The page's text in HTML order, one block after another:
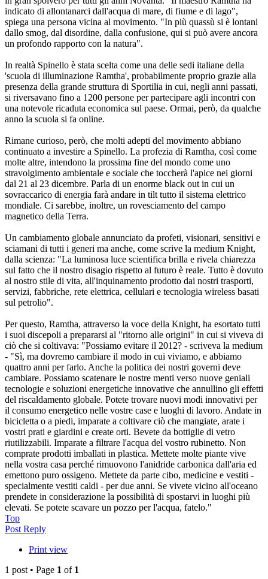
indicato di allontanarci dall'acqua di mare, di fiume e di lago",
spiega una persona vicina al movimento. "In più quassù si è lontani
dallo smog, dal disordine, dalla confusione, qui si può avere ancora
un profondo rapporto con la natura".
In realtà Spinello è stata scelta come una delle sedi italiane della
'scuola di illuminazione Ramtha', probabilmente proprio grazie alla
presenza della grande struttura di Sportilia in cui, negli anni passati,
si riversavano fino a 1200 persone per partecipare agli incontri con
una notevole ricaduta economica sul paese. Ormai, però, da qualche
anno la scuola si fa online.
Rimane curioso, però, che molti adepti del movimento abbiano
continuato a investire a Spinello. La profezia di Ramtha, così come
molte altre, intendono la prossima fine del mondo come uno
stravolgimento ambientale e sociale che toccherà l'apice nei giorni
dal 21 al 23 dicembre. Parla di un enorme black out in cui un
sovraccarico di energia farà andare in tilt tutto il sistema elettrico
mondiale. Ci sarebbe, inoltre, un rovesciamento del campo
magnetico della Terra.
Un cambiamento globale annunciato da profeti, visionari, sensitivi e
sciamani di tutti i generi ma anche, come scrive la medium Knight,
dalla scienza: "La luminosa luce scientifica brilla e rivela chiarezza
sul fatto che il nostro disagio rispetto al futuro è reale. Tutto è dovuto
al nostro stile di vita, all'inquinamento prodotto dai nostri trasporti,
servizi, fabbriche, rete elettrica, cellulari e tecnologia wireless basati
sul petrolio".
Per questo, Ramtha, attraverso la voce della Knight, ha esortato tutti
i suoi discepoli a prepararsi al "ritorno alle origini" in cui si viveva di
ciò che si coltivava: "Possiamo evitare il 2012? - scriveva la medium
- "Sì, ma dovremo cambiare il modo in cui viviamo, e abbiamo
quattro anni per farlo. Anche la politica dei nostri governi deve
cambiare. Possiamo scatenare le nostre menti verso nuove geniali
tecnologie e soluzioni energetiche innovative che annullino gli effetti
del riscaldamento globale. Potete trovare nuovi modi innovativi per
il consumo energetico nelle vostre case e luoghi di lavoro. Andate in
bicicletta o a piedi, imparate a coltivare ciò che mangiate, arate i
vostri prati e giardini e create orti. Bevete da bottiglie di vetro
riutilizzabili. Imparate a filtrare l'acqua del vostro rubinetto. Non
comprate prodotti imballati in plastica. Mettete molte piante vive
nella vostra casa perché rimuovono l'anidride carbonica dall'aria ed
emettono puro ossigeno. Mettete da parte cibo, medicine e vestiti -
specialmente vestiti caldi - per due anni. Se vivete vicino all'oceano
prendete in considerazione la possibilità di spostarvi in luoghi più
elevati. Se potete scavare un pozzo per l'acqua, fatelo."
Top
Post Reply
Print view
1 post • Page 1 of 1